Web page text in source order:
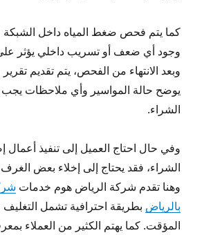
كما يتم فحص ضغط المياه داخل الشبكة
وجود أي ضعف أو تسريب داخلي يؤثر
وبعد الانتهاء من الفحص، يتم تقديم
يوضح حالة المواسير وأي ملاحظات يجب
الشراء.
وفي حال احتاج العميل إلى تنفيذ أعمال
الشراء، فقد يحتاج إلى إخلاء بعض الغرف
وهنا تقدم شركة الرياض هوم خدمات
بالرياض بطريقة احترافية تشمل التغليف
المؤقت. كما يهتم الكثير من العملاء